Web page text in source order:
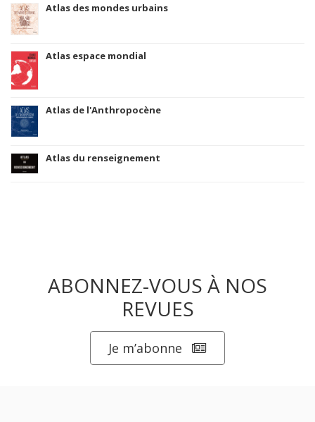
Atlas des mondes urbains
Atlas espace mondial
Atlas de l'Anthropocène
Atlas du renseignement
ABONNEZ-VOUS À NOS
REVUES
Je m’abonne